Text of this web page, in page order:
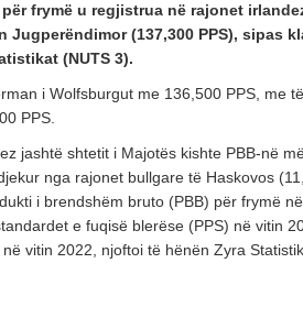
frymë u regjistrua në rajonet
Jugperëndimor (137,300 PPS), sipas
(NUTS 3).
i Wolfsburgut me 136,500 PPS, me
PPS.
jashtë shtetit i Majotës kishte PBB-në
nga rajonet bullgare të Haskovos
i brendshëm bruto (PBB) për frymë
e fuqisë blerëse (PPS) në vitin
vitin 2022, njoftoi të hënën Zyra